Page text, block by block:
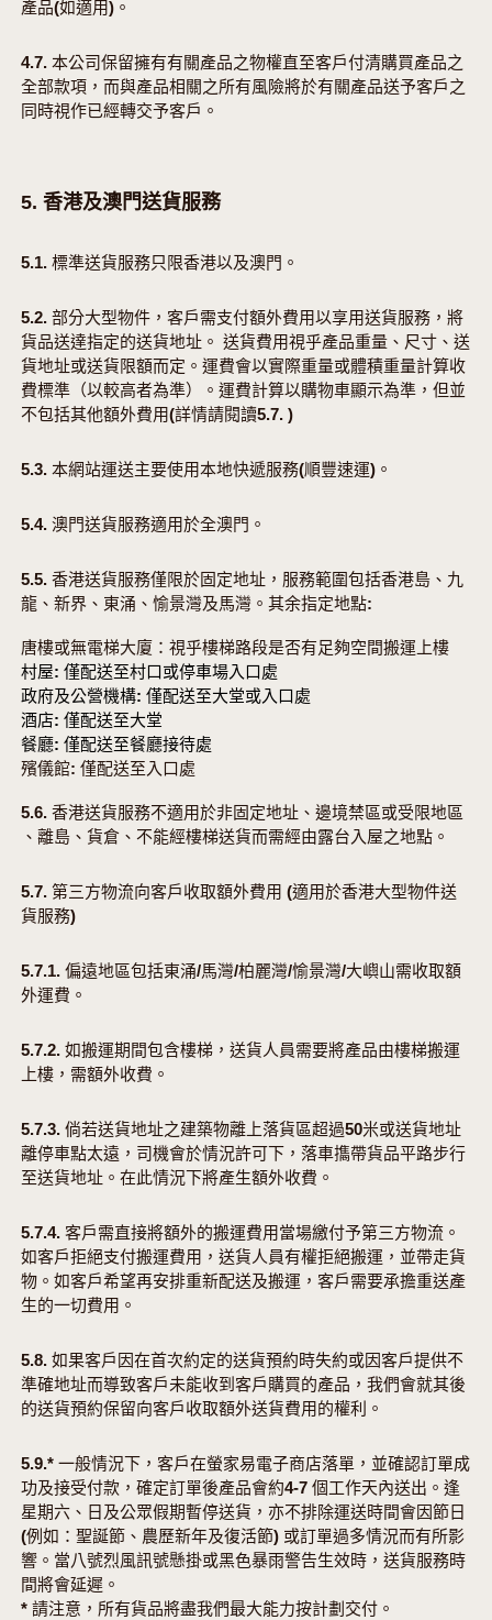
產品(如適用)。
4.7. 本公司保留擁有有關產品之物權直至客戶付清購買產品之
全部款項，而與產品相關之所有風險將於有關產品送予客戶之
同時視作已經轉交予客戶。
5. 香港及澳門送貨服務
5.1. 標準送貨服務只限香港以及澳門。
5.2. 部分大型物件，客戶需支付額外費用以享用送貨服務，將
貨品送達指定的送貨地址。 送貨費用視乎產品重量、尺寸、送
貨地址或送貨限額而定。運費會以實際重量或體積重量計算收
費標準（以較高者為準）。運費計算以購物車顯示為準，但並
不包括其他額外費用(詳情請閱讀5.7. )
5.3. 本網站運送主要使用本地快遞服務(順豐速運)。
5.4. 澳門送貨服務適用於全澳門。
5.5. 香港送貨服務僅限於固定地址，服務範圍包括香港島、九
龍、新界、東涌、愉景灣及馬灣。其余指定地點:
唐樓或無電梯大廈：視乎樓梯路段是否有足夠空間搬運上樓
村屋: 僅配送至村口或停車場入口處
政府及公營機構: 僅配送至大堂或入口處
酒店: 僅配送至大堂
餐廳: 僅配送至餐廳接待處
殯儀館: 僅配送至入口處
5.6. 香港送貨服務不適用於非固定地址、邊境禁區或受限地區
、離島、貨倉、不能經樓梯送貨而需經由露台入屋之地點。
5.7. 第三方物流向客戶收取額外費用 (適用於香港大型物件送
貨服務)
5.7.1. 偏遠地區包括東涌/馬灣/柏麗灣/愉景灣/大嶼山需收取額
外運費。
5.7.2. 如搬運期間包含樓梯，送貨人員需要將產品由樓梯搬運
上樓，需額外收費。
5.7.3. 倘若送貨地址之建築物離上落貨區超過50米或送貨地址
離停車點太遠，司機會於情況許可下，落車㩦帶貨品平路步行
至送貨地址。在此情況下將產生額外收費。
5.7.4. 客戶需直接將額外的搬運費用當場繳付予第三方物流。
如客戶拒絕支付搬運費用，送貨人員有權拒絕搬運，並帶走貨
物。如客戶希望再安排重新配送及搬運，客戶需要承擔重送產
生的一切費用。
5.8. 如果客戶因在首次約定的送貨預約時失約或因客戶提供不
準確地址而導致客戶未能收到客戶購買的產品，我們會就其後
的送貨預約保留向客戶收取額外送貨費用的權利。
5.9.* 一般情況下，客戶在螢家易電子商店落單，並確認訂單成
功及接受付款，確定訂單後產品會約4-7 個工作天內送出。逢
星期六、日及公眾假期暫停送貨，亦不排除運送時間會因節日
(例如：聖誕節、農歷新年及復活節) 或訂單過多情況而有所影
響。當八號烈風訊號懸掛或黑色暴雨警告生效時，送貨服務時
間將會延遲。
* 請注意，所有貨品將盡我們最大能力按計劃交付。